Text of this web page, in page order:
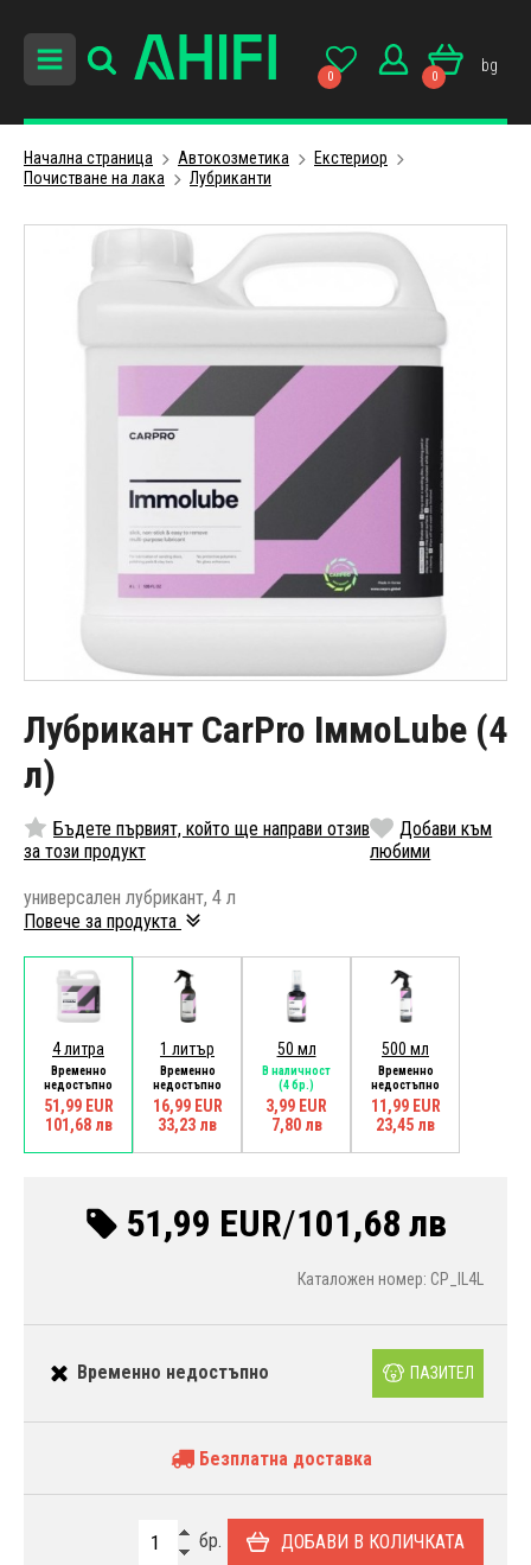
0 0
bg
Начална страница Автокозметика
Екстериор
Почистване на лака
Лубриканти
Лубрикант CarPro IммoLube (4
л)
Бъдете първият, който ще направи отзив
за този продукт
Добави към
любими
универсален лубрикант, 4 л
Повече за продукта
4 литра
Временно
недостъпно
51,99 EUR
101,68 лв
1 литър
Временно
недостъпно
16,99 EUR
33,23 лв
50 мл
В наличност
(4 бр.)
3,99 EUR
7,80 лв
500 мл
Временно
недостъпно
11,99 EUR
23,45 лв
51,99 EUR/101,68 лв
Каталожен номер: CP_IL4L
Временно недостъпно ПАЗИТЕЛ
Безплатна доставка
бр. ДОБАВИ В КОЛИЧКАТА